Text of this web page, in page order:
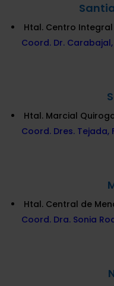
Htal. Centro
Coord. Dr.
Htal. Marcial
Coord. Dres.
Htal. Central de
Coord. Dra. Sonia